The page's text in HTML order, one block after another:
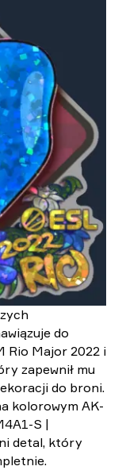
do
Rio Major 2022 i
zapewnił mu
do broni.
kolorowym AK-
S |
detal, który